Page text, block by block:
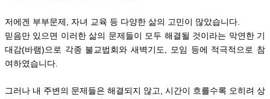
저에겐 부부문제, 자녀 교육 등 다양한 삶의 고민이 많았습니다.
믿음만 있으면 이러한 삶의 문제들이 모두 해결될 것이라는 막연한 기
대감(바램)으로 각종 불교법회와 새벽기도, 모임 등에 적극적으로 참
여하였습니다.
그러나 내 주변의 문제들은 해결되지 않고, 시간이 흐를수록 오히려 상